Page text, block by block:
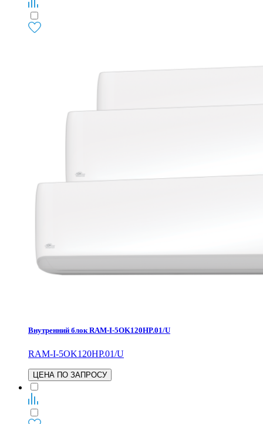
Внутренний блок RAM-I-5OK120HP.01/U
RAM-I-5OK120HP.01/U
ЦЕНА ПО ЗАПРОСУ